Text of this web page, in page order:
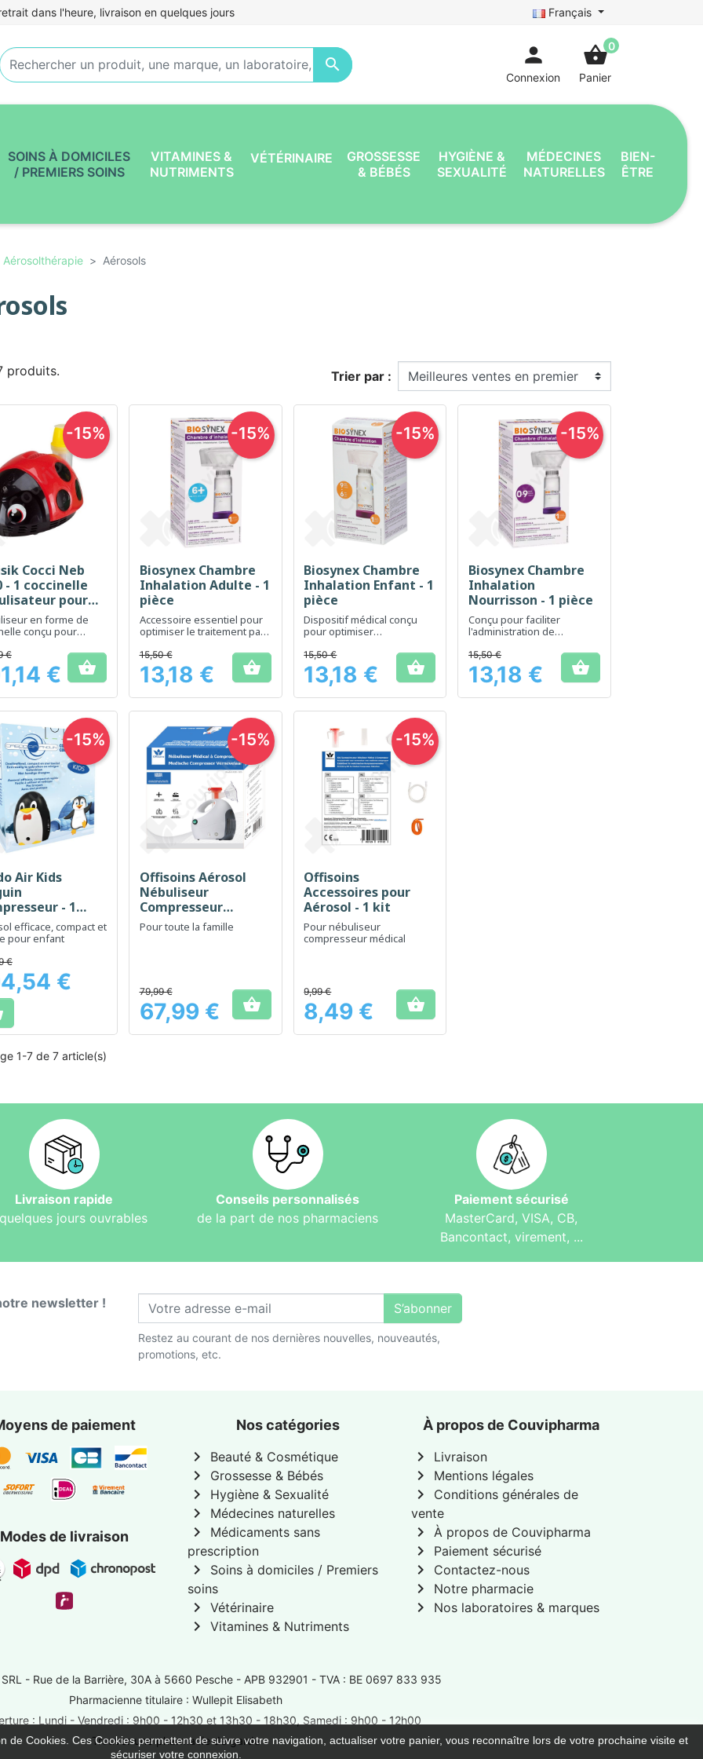
dans l'heure, livraison en quelques jours Français
 person
Connexion
shopping_basket0
Panier
SOINS À DOMICILES
/ PREMIERS SOINS
VITAMINES &
NUTRIMENTS
VÉTÉRINAIRE
GROSSESSE
& BÉBÉS
HYGIÈNE &
SEXUALITÉ
MÉDECINES
NATURELLES
BIEN-
ÊTRE
Aérosolthérapie Aérosols
produits. Trier par :
Aperçu rapide
Cocci Neb
- 1 coccinelle
pour
en forme de
conçu pour
des enfants
€
€ 
-15%
Aperçu rapide
Biosynex Chambre
Inhalation Adulte - 1
pièce
Accessoire essentiel pour
optimiser le traitement par
Prix
15,50 €
13,18 € 
-15%
Aperçu rapide
Biosynex Chambre
Inhalation Enfant - 1
pièce
Dispositif médical conçu
pour optimiser
médicaments par inhalation
chez les enfants
Prix
15,50 €
13,18 € 
-15%
Aperçu rapide
Biosynex Chambre
Inhalation
Nourrisson - 1 pièce
Conçu pour faciliter
l'administration de
chez les nourrissons.
Prix
15,50 €
13,18 € 
-15%
Aperçu rapide
Air Kids
- 1
efficace, compact et
pour enfant
€
€
-15%
Aperçu rapide
Offisoins Aérosol
Nébuliseur
Compresseur
Médical - 1 pièce
Pour toute la famille
Prix
79,99 €
67,99 € 
-15%
Aperçu rapide
Offisoins
Accessoires pour
Aérosol - 1 kit
Pour nébuliseur
compresseur médical
Prix
9,99 €
8,49 € 
-15%
1-7 de 7 article(s)
Livraison rapide
jours ouvrables
Conseils personnalisés
de la part de nos pharmaciens
Paiement sécurisé
MasterCard, VISA, CB,
Bancontact, virement, ...
newsletter ! S’abonner
Restez au courant de nos dernières nouvelles, nouveautés,
promotions, etc.
de paiement
Modes de livraison
Nos catégories
chevron_right Beauté & Cosmétique
chevron_right Grossesse & Bébés
chevron_right Hygiène & Sexualité
chevron_right Médecines naturelles
chevron_right
Médicaments sans
prescription
chevron_right
Soins à domiciles / Premiers
soins
chevron_right Vétérinaire
chevron_right Vitamines & Nutriments
À propos de Couvipharma
chevron_right Livraison
chevron_right Mentions légales
chevron_right
Conditions générales de
vente
chevron_right À propos de Couvipharma
chevron_right Paiement sécurisé
chevron_right Contactez-nous
chevron_right Notre pharmacie
chevron_right Nos laboratoires & marques
de Cookies. Ces Cookies permettent de suivre votre navigation, actualiser votre panier, vous reconnaître lors de votre prochaine visite et
sécuriser votre connexion.
- Rue de la Barrière, 30A à 5660 Pesche- APB 932901 - TVA : BE 0697 833 935
Pharmacienne titulaire : Wullepit Elisabeth
: Lundi - Vendredi : 9h00 - 12h30 et 13h30 - 18h30, Samedi : 9h00 - 12h00
Trouver une pharmacie de garde